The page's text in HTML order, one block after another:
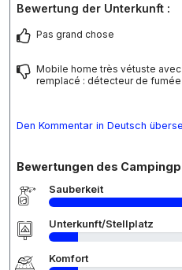
Bewertung der Unterkunft :
Pas grand chose
Mobile home très vétuste
remplacé : détecteur de
Den Kommentar in Deutsch
Bewertungen des
Sauberkeit
Unterkunft/Stellplatz
Komfort